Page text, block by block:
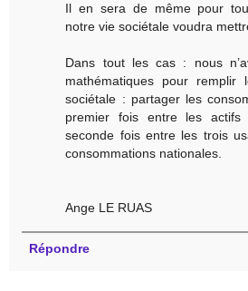
Il en sera de même pour
notre vie sociétale voudra
Dans tout les cas : nous
mathématiques pour
sociétale : partager les
premier fois entre les
seconde fois entre les trois
consommations nationales.
Ange LE RUAS
Répondre